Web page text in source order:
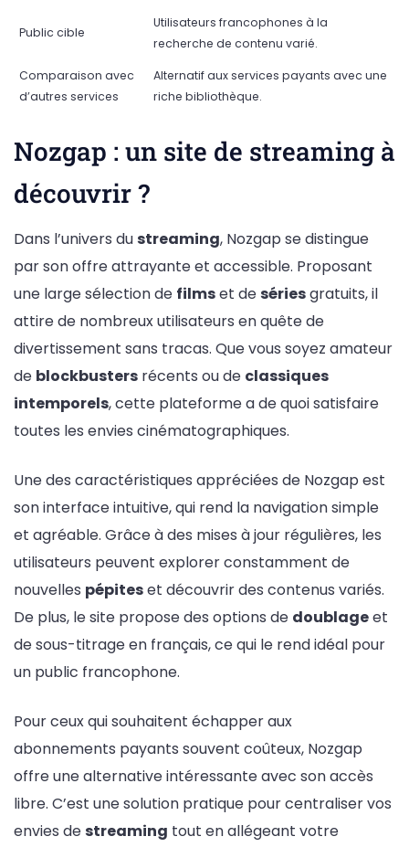
Public cible
Utilisateurs francophones à la
recherche de contenu varié.
Comparaison avec
d’autres services
Alternatif aux services payants avec une
riche bibliothèque.
Nozgap : un site de streaming à
découvrir ?
Dans l’univers du streaming, Nozgap se distingue
par son offre attrayante et accessible. Proposant
une large sélection de filmset de sériesgratuits, il
attire de nombreux utilisateurs en quête de
divertissement sans tracas. Que vous soyez amateur
de blockbusters récents ou de classiques
intemporels, cette plateforme a de quoi satisfaire
toutes les envies cinématographiques.
Une des caractéristiques appréciées de Nozgap est
son interface intuitive, qui rend la navigation simple
et agréable. Grâce à des mises à jour régulières, les
utilisateurs peuvent explorer constamment de
nouvelles pépiteset découvrir des contenus variés.
De plus, le site propose des options de doublageet
de sous-titrage en français, ce qui le rend idéal pour
un public francophone.
Pour ceux qui souhaitent échapper aux
abonnements payants souvent coûteux, Nozgap
offre une alternative intéressante avec son accès
libre. C’est une solution pratique pour centraliser vos
envies de streaming tout en allégeant votre